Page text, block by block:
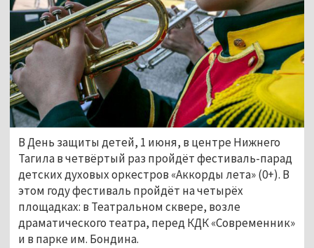
В День защиты детей, 1 июня, в центре Нижнего
Тагила в четвёртый раз пройдёт фестиваль-парад
детских духовых оркестров «Аккорды лета» (0+). В
этом году фестиваль пройдёт на четырёх
площадках: в Театральном сквере, возле
драматического театра, перед КДК «Современник»
и в парке им. Бондина.